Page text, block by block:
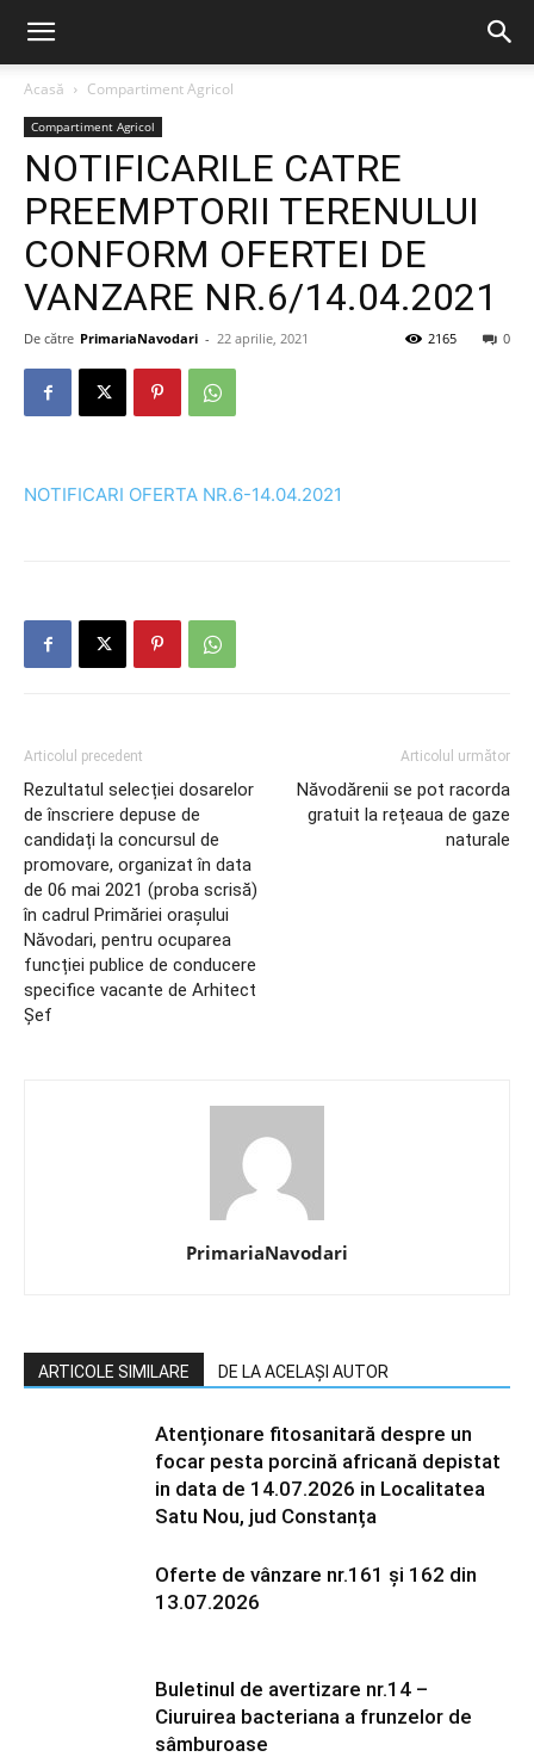
Acasă Compartiment Agricol
Compartiment Agricol
NOTIFICARILE CATRE
PREEMPTORII TERENULUI
CONFORM OFERTEI DE
VANZARE NR.6/14.04.2021
De către PrimariaNavodari - 22 aprilie, 2021 0
2165
NOTIFICARI OFERTA NR.6-14.04.2021
Articolul precedent
Rezultatul selecției dosarelor
de înscriere depuse de
candidați la concursul de
promovare, organizat în data
de 06 mai 2021 (proba scrisă)
în cadrul Primăriei orașului
Năvodari, pentru ocuparea
funcției publice de conducere
specifice vacante de Arhitect
Șef
Articolul următor
Năvodărenii se pot racorda
gratuit la rețeaua de gaze
naturale
PrimariaNavodari
ARTICOLE SIMILARE DE LA ACELAȘI AUTOR
Atenționare fitosanitară despre un
focar pesta porcină africană depistat
in data de 14.07.2026 in Localitatea
Satu Nou, jud Constanța
Oferte de vânzare nr.161 și 162 din
13.07.2026
Buletinul de avertizare nr.14 –
Ciuruirea bacteriana a frunzelor de
sâmburoase